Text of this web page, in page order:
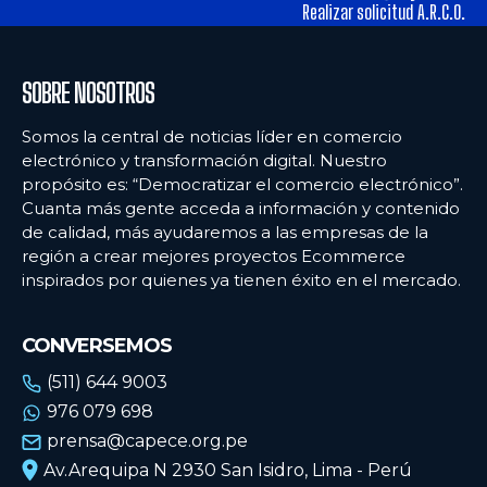
Ecommercenews
PERÚ
ARGENTINA
BOLIVIA
CHILE
ECUADOR
MÉXICO
URUGUAY
VENEZUELA
Ecommercenews
PERÚ
ARGENTINA
BOLIVIA
CHILE
ECUADOR
MÉXICO
URUGUAY
VENEZUELA
Realizar solicitud A.R.C.O.
SOBRE NOSOTROS
Somos la central de noticias líder en comercio
electrónico y transformación digital. Nuestro
propósito es: “Democratizar el comercio electrónico”.
Cuanta más gente acceda a información y contenido
de calidad, más ayudaremos a las empresas de la
región a crear mejores proyectos Ecommerce
inspirados por quienes ya tienen éxito en el mercado.
CONVERSEMOS
(511) 644 9003
976 079 698
prensa@capece.org.pe
Av.Arequipa N 2930 San Isidro, Lima - Perú